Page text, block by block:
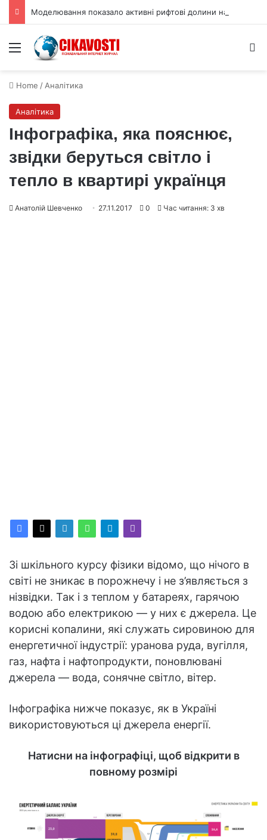
Menu
Home / Аналітика
Аналітика
Інфографіка, яка пояснює,
звідки беруться світло і
тепло в квартирі українця
Анатолій Шевченко 27.11.2017 0 Час читання: 3 хв
Зі шкільного курсу фізики відомо, що нічого в
світі не зникає в порожнечу і не з’являється з
нізвідки. Так і з теплом у батареях, гарячою
водою або електрикою — у них є джерела. Це
корисні копалини, які служать сировиною для
енергетичної індустрії: уранова руда, вугілля,
газ, нафта і нафтопродукти, поновлювані
джерела — вода, сонячне світло, вітер.
Інфографіка нижче показує, як в Україні
використовуються ці джерела енергії.
Натисни на інфографіці, щоб відкрити в
повному розмірі